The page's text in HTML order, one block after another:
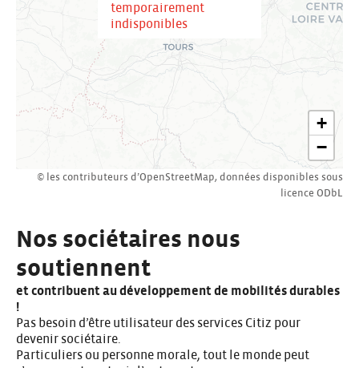
+
−
temporairement
indisponibles
© les contributeurs d’OpenStreetMap, données disponibles sous
licence ODbL
Nos sociétaires nous
soutiennent
et contribuent au développement de mobilités durables
!
Pas besoin d’être utilisateur des services Citiz pour
devenir sociétaire.
Particuliers ou personne morale, tout le monde peut